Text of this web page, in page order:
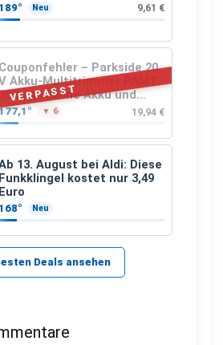
189° Neu 9,61 €
VERPASST
Couponfehler – Parkside 20
Akku-Multitrimmer PAMT
Li A1 (ohne Akku und
▼ 6 19,94 €
13. August bei Aldi: Diese
Funkklingel kostet nur 3,49
Euro
168° Neu
Deals ansehen